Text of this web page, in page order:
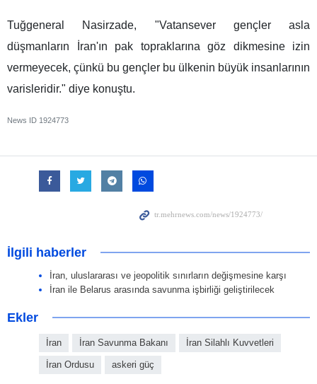
Tuğgeneral Nasirzade, "Vatansever gençler asla
düşmanların İran'ın pak topraklarına göz dikmesine izin
vermeyecek, çünkü bu gençler bu ülkenin büyük insanlarının
varisleridir." diye konuştu.
News ID 1924773
İlgili haberler
İran, uluslararası ve jeopolitik sınırların değişmesine karşı
İran ile Belarus arasında savunma işbirliği geliştirilecek
Ekler
İran İran Savunma Bakanı İran Silahlı Kuvvetleri
İran Ordusu askeri güç